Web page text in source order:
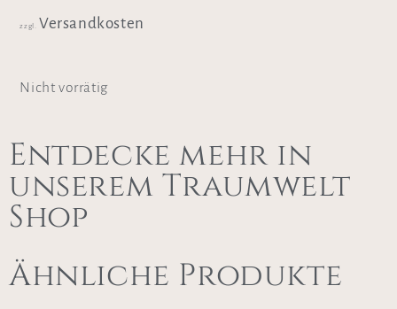
zzgl. Versandkosten
Nicht vorrätig
Entdecke mehr in
unserem Traumwelt
Shop
Ähnliche Produkte